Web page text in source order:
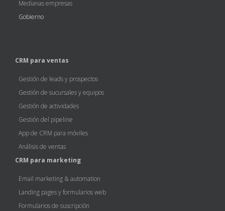
Medianas empresas
Gobierno
CRM para ventas
Gestión de leads y prospectos
Gestión de sucursales y equipos
Gestión de actividades
Gestión del pipeline
App de CRM para móviles
Análisis de ventas
CRM para marketing
Email marketing & automation
Landing pages y formularios web
Formularios de suscripción